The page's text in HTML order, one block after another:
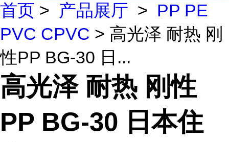
首页 > 产品展厅 > PP PE
PVC CPVC > 高光泽 耐热 刚
性PP BG-30 日...
高光泽 耐热 刚性
PP BG-30 日本住